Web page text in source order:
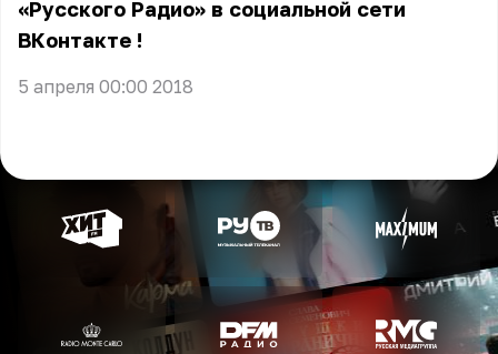
«Русского Радио» в социальной сети
ВКонтакте !
5 апреля 00:00 2018